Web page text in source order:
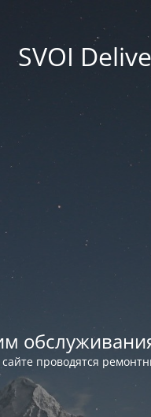
SVOI
проводятся